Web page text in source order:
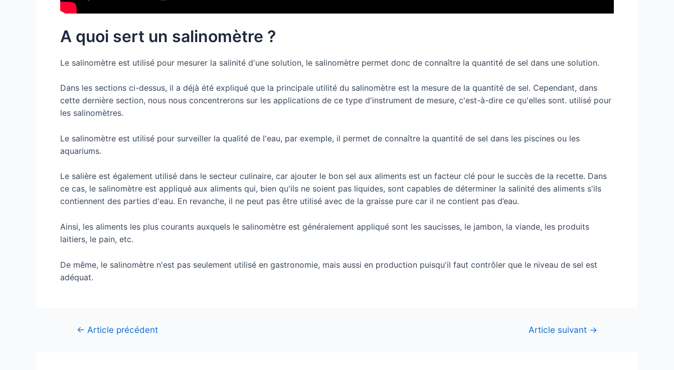
A quoi sert un salinomètre ?
Le salinomètre est utilisé pour mesurer la salinité d'une solution, le salinomètre permet donc de connaître la quantité de sel dans une solution.
Dans les sections ci-dessus, il a déjà été expliqué que la principale utilité du salinomètre est la mesure de la quantité de sel. Cependant, dans
cette dernière section, nous nous concentrerons sur les applications de ce type d'instrument de mesure, c'est-à-dire ce qu'elles sont. utilisé pour
les salinomètres.
Le salinomètre est utilisé pour surveiller la qualité de l'eau, par exemple, il permet de connaître la quantité de sel dans les piscines ou les
aquariums.
Le salière est également utilisé dans le secteur culinaire, car ajouter le bon sel aux aliments est un facteur clé pour le succès de la recette. Dans
ce cas, le salinomètre est appliqué aux aliments qui, bien qu'ils ne soient pas liquides, sont capables de déterminer la salinité des aliments s'ils
contiennent des parties d'eau. En revanche, il ne peut pas être utilisé avec de la graisse pure car il ne contient pas d’eau.
Ainsi, les aliments les plus courants auxquels le salinomètre est généralement appliqué sont les saucisses, le jambon, la viande, les produits
laitiers, le pain, etc.
De même, le salinomètre n'est pas seulement utilisé en gastronomie, mais aussi en production puisqu'il faut contrôler que le niveau de sel est
adéquat.
Navigation
← Article précédent Article suivant →